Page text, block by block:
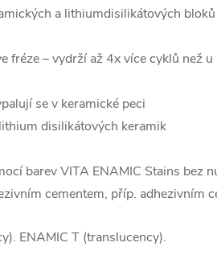
a lithiumdisilikátových
fréze – vydrží až 4x více cyklů než u
se v keramické peci
disilikátových keramik
barev VITA ENAMIC Stains bez
cementem, příp. adhezivním
ENAMIC T (translucency).